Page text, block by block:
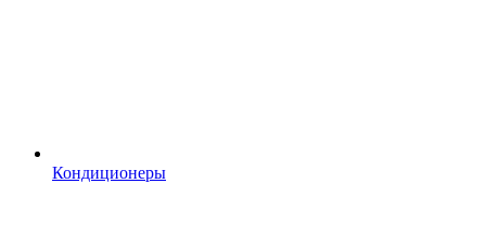
Кондиционеры